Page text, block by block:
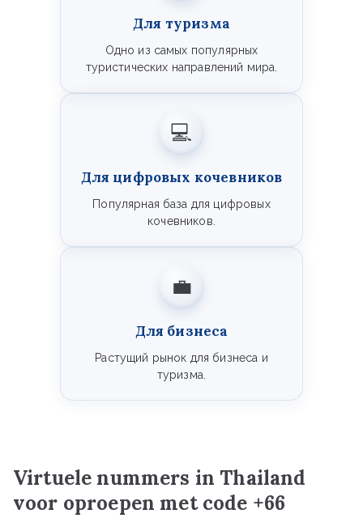
Для туризма
Одно из самых популярных
туристических направлений мира.
💻
Для цифровых кочевников
Популярная база для цифровых
кочевников.
💼
Для бизнеса
Растущий рынок для бизнеса и
туризма.
Virtuele nummers in Thailand
voor oproepen met code +66